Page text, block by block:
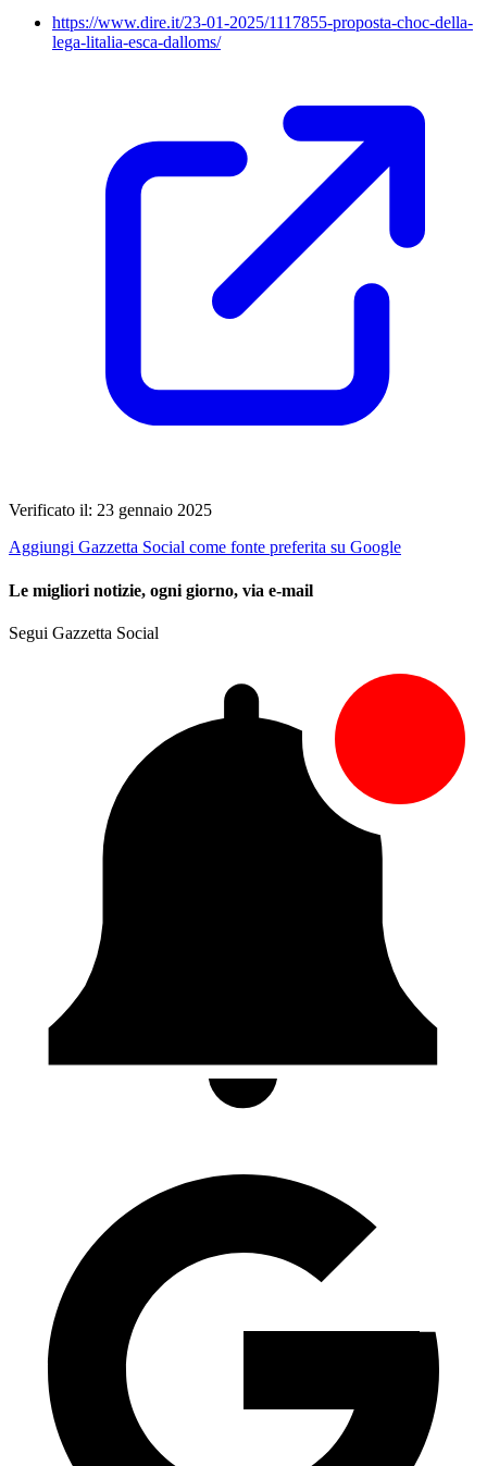
https://www.dire.it/23-01-2025/1117855-proposta-choc-della-
lega-litalia-esca-dalloms/
Verificato il: 23 gennaio 2025
Aggiungi Gazzetta Social come fonte preferita su Google
Le migliori notizie, ogni giorno, via e-mail
Segui Gazzetta Social